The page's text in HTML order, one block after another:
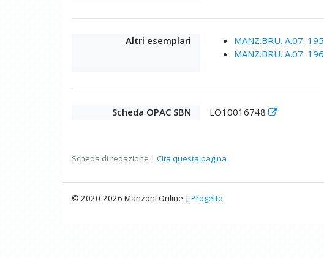
Altri esemplari
MANZ.BRU. A.07. 195
MANZ.BRU. A.07. 196
Scheda OPAC SBN LO10016748
Scheda di redazione | Cita questa pagina
© 2020-2026 Manzoni Online | Progetto